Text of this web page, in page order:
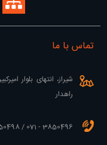
تماس با ما
شیراز، انتهای بلوار
راهدار
3850496 - 071 / 38450498 - 071